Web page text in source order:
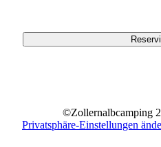
©Zollernalbcamping
Privatsphäre-Einstellungen